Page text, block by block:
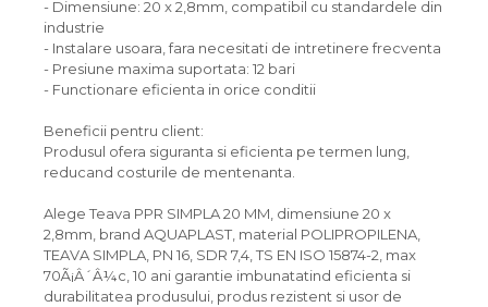
- Dimensiune: 20 x 2,8mm, compatibil cu standardele din
industrie
- Instalare usoara, fara necesitati de intretinere frecventa
- Presiune maxima suportata: 12 bari
- Functionare eficienta in orice conditii
Beneficii pentru client:
Produsul ofera siguranta si eficienta pe termen lung,
reducand costurile de mentenanta.
Alege Teava PPR SIMPLA 20 MM, dimensiune 20 x
2,8mm, brand AQUAPLAST, material POLIPROPILENA,
TEAVA SIMPLA, PN 16, SDR 7,4, TS EN ISO 15874-2, max
70Ã¡Â´Â¼c, 10 ani garantie imbunatatind eficienta si
durabilitatea produsului, produs rezistent si usor de